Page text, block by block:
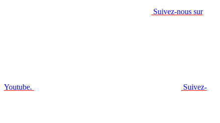
Suivez-nous sur
Youtube. Suivez-